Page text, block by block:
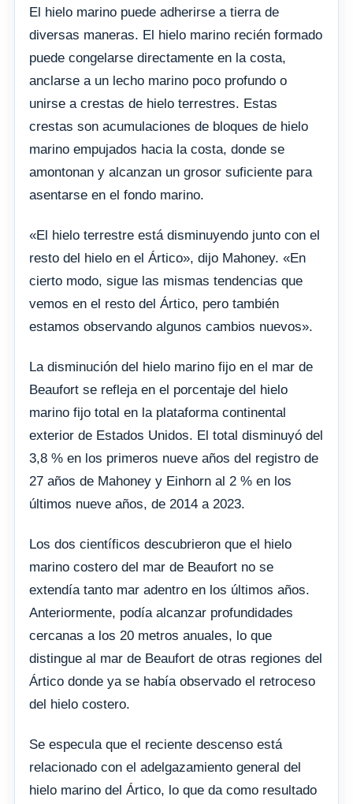
El hielo marino puede adherirse a tierra de
diversas maneras. El hielo marino recién formado
puede congelarse directamente en la costa,
anclarse a un lecho marino poco profundo o
unirse a crestas de hielo terrestres. Estas
crestas son acumulaciones de bloques de hielo
marino empujados hacia la costa, donde se
amontonan y alcanzan un grosor suficiente para
asentarse en el fondo marino.
«El hielo terrestre está disminuyendo junto con el
resto del hielo en el Ártico», dijo Mahoney. «En
cierto modo, sigue las mismas tendencias que
vemos en el resto del Ártico, pero también
estamos observando algunos cambios nuevos».
La disminución del hielo marino fijo en el mar de
Beaufort se refleja en el porcentaje del hielo
marino fijo total en la plataforma continental
exterior de Estados Unidos. El total disminuyó del
3,8 % en los primeros nueve años del registro de
27 años de Mahoney y Einhorn al 2 % en los
últimos nueve años, de 2014 a 2023.
Los dos científicos descubrieron que el hielo
marino costero del mar de Beaufort no se
extendía tanto mar adentro en los últimos años.
Anteriormente, podía alcanzar profundidades
cercanas a los 20 metros anuales, lo que
distingue al mar de Beaufort de otras regiones del
Ártico donde ya se había observado el retroceso
del hielo costero.
Se especula que el reciente descenso está
relacionado con el adelgazamiento general del
hielo marino del Ártico, lo que da como resultado